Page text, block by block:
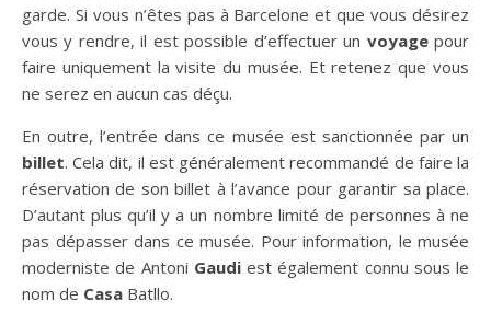
garde. Si vous n’êtes pas à Barcelone et que vous désirez
vous y rendre, il est possible d’effectuer un voyagepour
faire uniquement la visite du musée. Et retenez que vous
ne serez en aucun cas déçu.
En outre, l’entrée dans ce musée est sanctionnée par un
billet. Cela dit, il est généralement recommandé de faire la
réservation de son billet à l’avance pour garantir sa place.
D’autant plus qu’il y a un nombre limité de personnes à ne
pas dépasser dans ce musée. Pour information, le musée
moderniste de Antoni Gaudi est également connu sous le
nom de Casa Batllo.